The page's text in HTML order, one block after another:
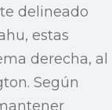
delineado
estas
derecha, al
Según